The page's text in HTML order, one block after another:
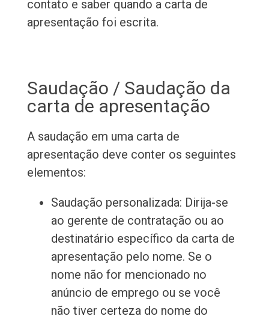
contato e saber quando a carta de
apresentação foi escrita.
Saudação / Saudação da
carta de apresentação
A saudação em uma carta de
apresentação deve conter os seguintes
elementos:
Saudação personalizada: Dirija-se
ao gerente de contratação ou ao
destinatário específico da carta de
apresentação pelo nome. Se o
nome não for mencionado no
anúncio de emprego ou se você
não tiver certeza do nome do